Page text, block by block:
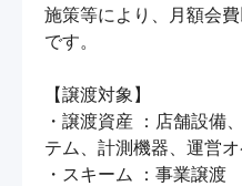
施策等により、月額会
です。
【譲渡対象】
・譲渡資産 ：店舗設備
テム、計測機器、運営
・スキーム ：事業譲渡